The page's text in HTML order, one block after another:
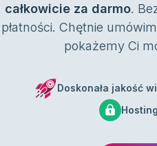
całkowicie za darmo.
płatności. Chętnie
pokażemy Ci
Doskonała jakość